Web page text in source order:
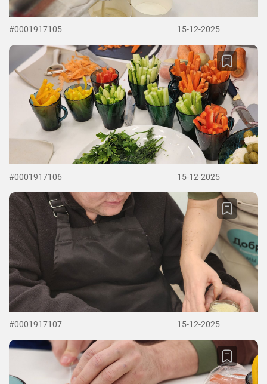
#0001917105 15-12-2025
#0001917106 15-12-2025
#0001917107 15-12-2025